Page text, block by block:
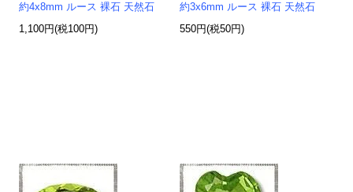
約4x8mm ルース 裸石 天然石
1,100円(税100円)
約3x6mm ルース 裸石 天然石
550円(税50円)